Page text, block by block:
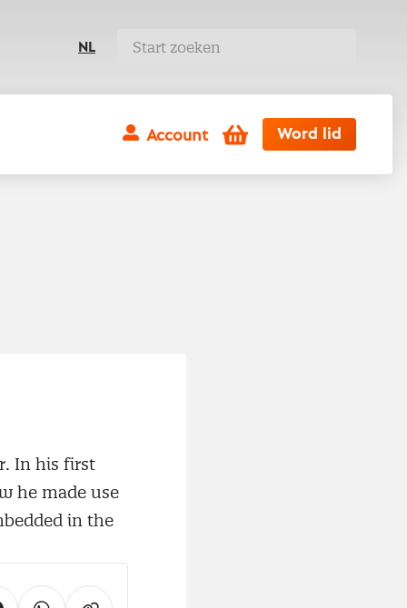
NL
Account Winkelwagen
Word lid
In his first
he made use
in the